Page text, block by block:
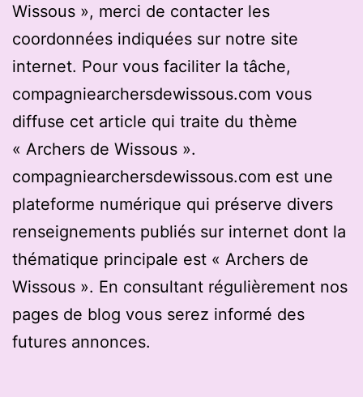
Wissous », merci de contacter les
coordonnées indiquées sur notre site
internet. Pour vous faciliter la tâche,
compagniearchersdewissous.com vous
diffuse cet article qui traite du thème
« Archers de Wissous ».
compagniearchersdewissous.com est une
plateforme numérique qui préserve divers
renseignements publiés sur internet dont la
thématique principale est « Archers de
Wissous ». En consultant régulièrement nos
pages de blog vous serez informé des
futures annonces.